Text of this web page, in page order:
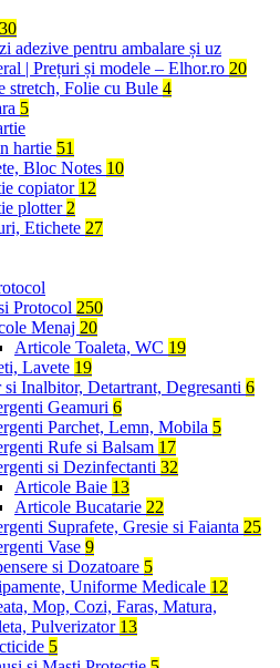
30
adezive pentru ambalare și uz
| Prețuri și modele – Elhor.ro 20
stretch, Folie cu Bule 4
5
hartie 51
Bloc Notes 10
copiator 12
plotter 2
Etichete 27
Protocol 250
Menaj 20
Articole Toaleta, WC 19
Lavete 19
si Inalbitor, Detartrant, Degresanti 6
Geamuri 6
Parchet, Lemn, Mobila 5
Rufe si Balsam 17
si Dezinfectanti 32
Articole Baie 13
Articole Bucatarie 22
Suprafete, Gresie si Faianta 25
Vase 9
si Dozatoare 5
Uniforme Medicale 12
Mop, Cozi, Faras, Matura,
Pulverizator 13
5